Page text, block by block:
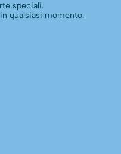
speciali.
qualsiasi momento.